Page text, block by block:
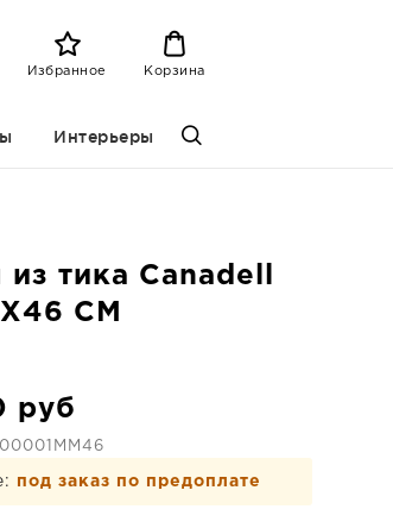
Избранное Корзина
Интерьеры
тика Canadell
CM
руб
под заказ по предоплате